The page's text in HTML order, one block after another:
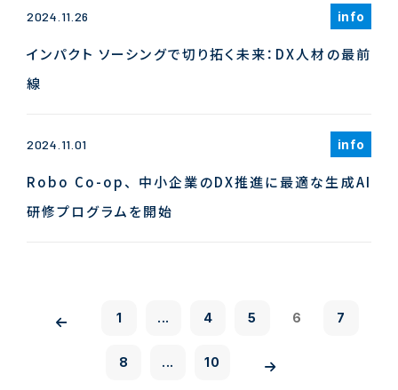
2024.11.26 info
インパクト ソーシングで切り拓く未来：DX人材の最前
線
2024.11.01 info
Robo Co-op、 中小企業のDX推進に最適な生成AI
研修プログラムを開始
1 ... 4 5 6 7
8 ... 10